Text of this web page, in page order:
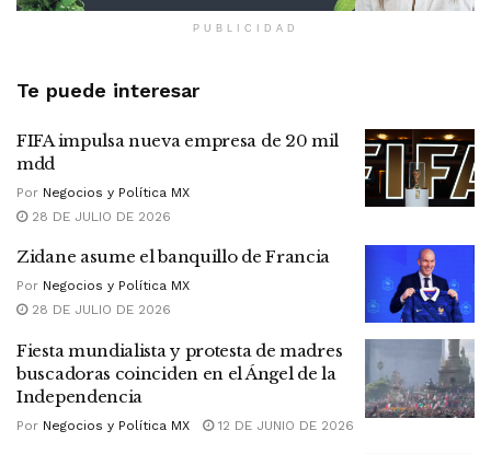
PUBLICIDAD
Te puede interesar
FIFA impulsa nueva empresa de 20 mil
mdd
Por Negocios y Política MX
28 DE JULIO DE 2026
Zidane asume el banquillo de Francia
Por Negocios y Política MX
28 DE JULIO DE 2026
Fiesta mundialista y protesta de madres
buscadoras coinciden en el Ángel de la
Independencia
Por Negocios y Política MX 12 DE JUNIO DE 2026